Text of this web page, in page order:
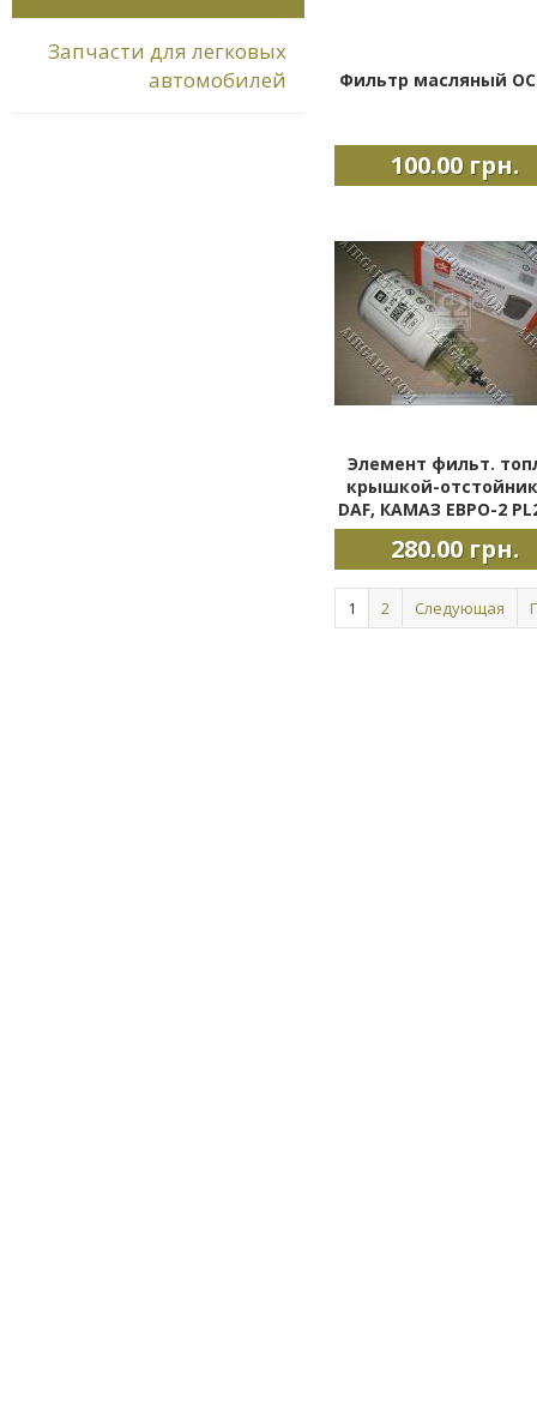
Запчасти для легковых
автомобилей
Фильтр масляный ОС
100.00 грн.
Элемент фильт.
крышкой-
DAF, КАМАЗ ЕВРО-2
280.00 грн.
Страницы
1 2 Следующая